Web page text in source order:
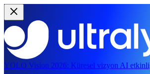
YOLO Vision 2026: Küresel vizyon AI